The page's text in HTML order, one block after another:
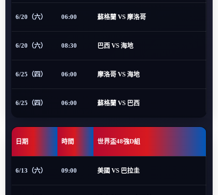
6/20（六） 06:00 蘇格蘭 VS 摩洛哥
6/20（六） 08:30 巴西 VS 海地
6/25（四） 06:00 摩洛哥 VS 海地
6/25（四） 06:00 蘇格蘭 VS 巴西
日期 時間 世界盃48強D組
6/13（六） 09:00 美國 VS 巴拉圭